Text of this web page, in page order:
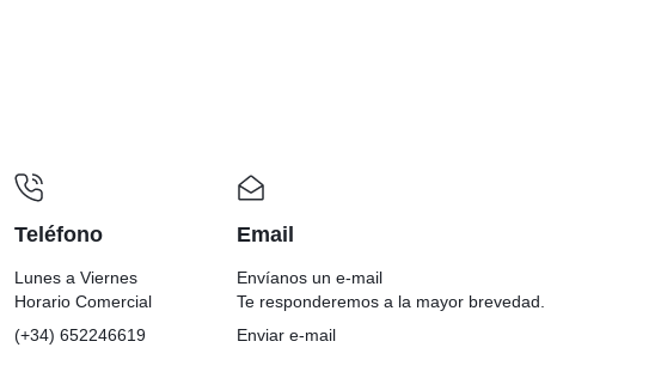
Teléfono
Lunes a Viernes
Horario Comercial
(+34) 652246619
Email
Envíanos un e-mail
Te responderemos a la mayor brevedad.
Enviar e-mail